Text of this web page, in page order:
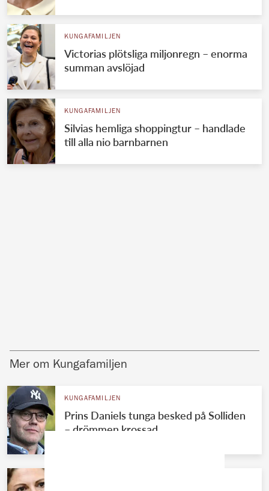
KUNGAFAMILJEN
Victorias plötsliga miljonregn – enorma
summan avslöjad
KUNGAFAMILJEN
Silvias hemliga shoppingtur – handlade
till alla nio barnbarnen
Mer om Kungafamiljen
KUNGAFAMILJEN
Prins Daniels tunga besked på Solliden
– drömmen krossad